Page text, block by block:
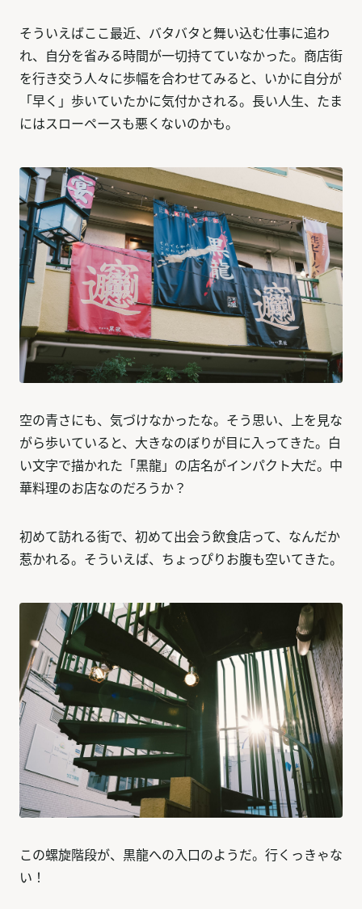
そういえばここ最近、バタバタと舞い込む仕事に追わ
れ、自分を省みる時間が一切持てていなかった。商店街
を行き交う人々に歩幅を合わせてみると、いかに自分が
「早く」歩いていたかに気付かされる。長い人生、たま
にはスローペースも悪くないのかも。
空の青さにも、気づけなかったな。そう思い、上を見な
がら歩いていると、大きなのぼりが目に入ってきた。白
い文字で描かれた「黒龍」の店名がインパクト大だ。中
華料理のお店なのだろうか？
初めて訪れる街で、初めて出会う飲食店って、なんだか
惹かれる。そういえば、ちょっぴりお腹も空いてきた。
この螺旋階段が、黒龍への入口のようだ。行くっきゃな
い！